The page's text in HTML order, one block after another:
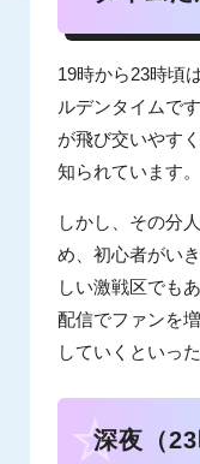
19時から23時頃
ルデンタイムで
が飛び交いやす
知られています。
しかし、その分
め、初心者がい
しい激戦区でも
配信でファンを
していくといっ
深夜（